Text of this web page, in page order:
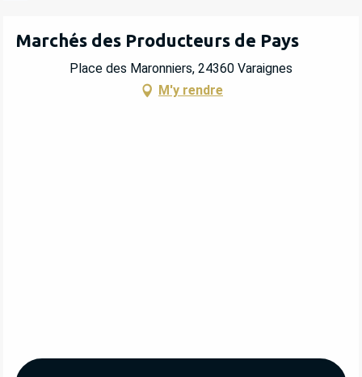
Marchés des Producteurs de Pays
Place des Maronniers, 24360 Varaignes
M'y rendre